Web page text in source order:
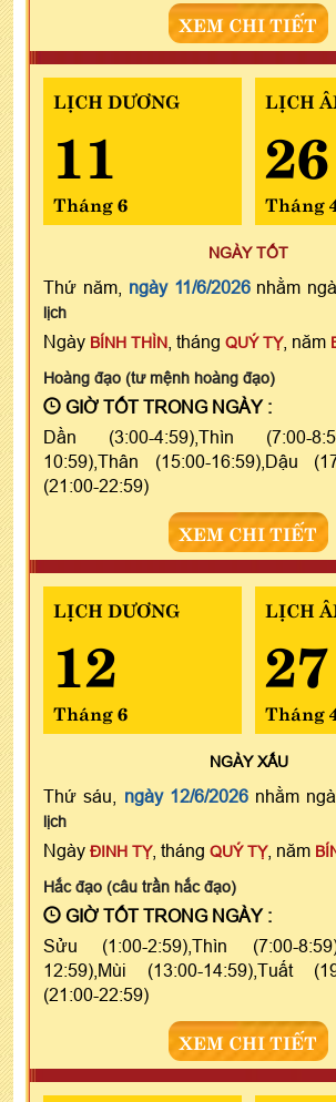
XEM CHI TIẾT
LỊCH DƯƠNG
11
Tháng 6
LỊCH
26
Tháng
NGÀY TỐT
Thứ năm, ngày 11/6/2026nhằm
lịch
Ngày BÍNH THÌN , tháng QUÝ TỴ, năm
Hoàng đạo (tư mệnh hoàng đạo)
GIỜ TỐT TRONG NGÀY :
Dần (3:00-4:59),Thìn (7:00-
10:59),Thân (15:00-16:59),Dậu
(21:00-22:59)
XEM CHI TIẾT
LỊCH DƯƠNG
12
Tháng 6
LỊCH
27
Tháng
NGÀYXẤU
Thứ sáu, ngày 12/6/2026nhằm
lịch
Ngày ĐINH TỴ, tháng QUÝ TỴ, năm
Hắc đạo (câu trần hắc đạo)
GIỜ TỐT TRONG NGÀY :
Sửu (1:00-2:59),Thìn (7:00-
12:59),Mùi (13:00-14:59),Tuất
(21:00-22:59)
XEM CHI TIẾT